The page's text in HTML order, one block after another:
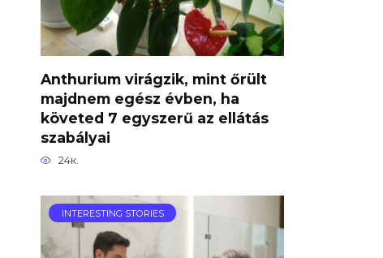
Anthurium virágzik, mint őrült
majdnem egész évben, ha
követed 7 egyszerű az ellátás
szabályai
24к.
INTERESTING STORIES